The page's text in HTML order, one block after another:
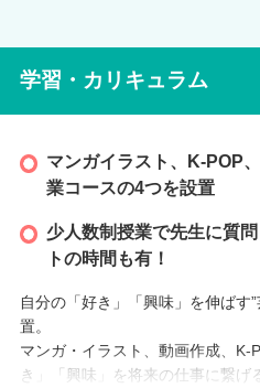
学習・カリキュラム
マンガイラスト、K-POP
業コースの4つを設置
少人数制授業で先生に質
トの時間も有！
自分の「好き」「興味」を伸ばす
置。
マンガ・イラスト、動画作成、K-
き」「興味」を将来の仕事に繋げ